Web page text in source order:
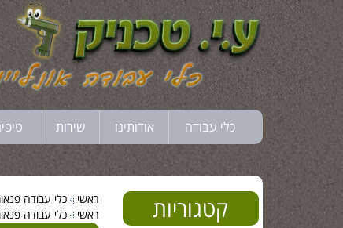
כלי עבודה אודותינו שירות
ראשי כלי עבודה
ראשי
כלי עבודה קטגוריות